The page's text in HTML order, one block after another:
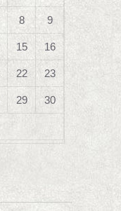
8 9
15 16
22 23
29 30